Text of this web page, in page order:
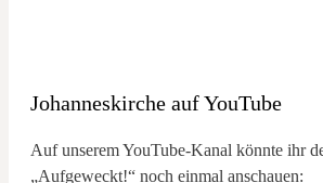
Johanneskirche auf YouTube
Auf unserem YouTube-Kanal könnte ihr
„Aufgeweckt!“ noch einmal anschauen: